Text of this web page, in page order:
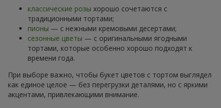
классические розы хорошо сочетаются с
традиционными тортами;
пионы — с нежными кремовыми десертами;
сезонные цветы — с оригинальными ягодными
тортами, которые особенно хорошо подходят к
времени года.
При выборе важно, чтобы букет цветов с тортом выглядел
как единое целое — без перегрузки деталями, но с яркими
акцентами, привлекающими внимание.